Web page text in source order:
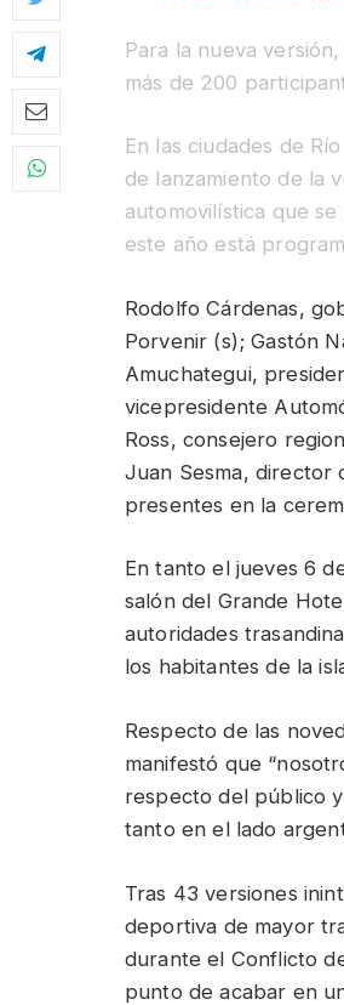
Para la nueva
más de 200
En las ciudades de
de lanzamiento de la
automovilística que
este año está
Rodolfo Cárdenas,
Porvenir (s); Gastón
Amuchategui,
vicepresidente
Ross, consejero
Juan Sesma, director
presentes en la
En tanto el jueves 6
salón del Grande
autoridades
los habitantes de la
Respecto de las
manifestó que
respecto del público
tanto en el lado
Tras 43 versiones
deportiva de mayor
durante el Conflicto
punto de acabar en